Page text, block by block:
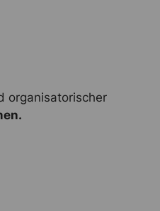
organisatorischer